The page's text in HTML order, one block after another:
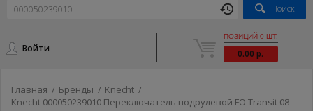
Поиск
Войти
ПОЗИЦИЙ 0 ШТ.
0.00 р.
Главная / Бренды / Knecht /
Knecht 000050239010 Переключатель подрулевой FO Transit 08-